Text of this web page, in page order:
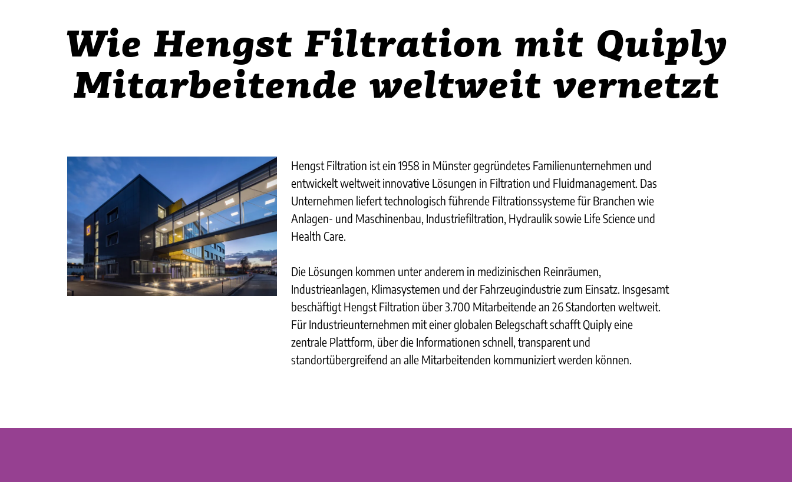
Wie Hengst Filtration mit Quiply
Mitarbeitende weltweit vernetzt
Hengst Filtration ist ein 1958 in Münster gegründetes Familienunternehmen und
entwickelt weltweit innovative Lösungen in Filtration und Fluidmanagement. Das
Unternehmen liefert technologisch führende Filtrationssysteme für Branchen wie
Anlagen- und Maschinenbau, Industriefiltration, Hydraulik sowie Life Science und
Health Care.
Die Lösungen kommen unter anderem in medizinischen Reinräumen,
Industrieanlagen, Klimasystemen und der Fahrzeugindustrie zum Einsatz. Insgesamt
beschäftigt Hengst Filtration über 3.700 Mitarbeitende an 26 Standorten weltweit.
Für Industrieunternehmen mit einer globalen Belegschaft schafft Quiply eine
zentrale Plattform, über die Informationen schnell, transparent und
standortübergreifend an alle Mitarbeitenden kommuniziert werden können.